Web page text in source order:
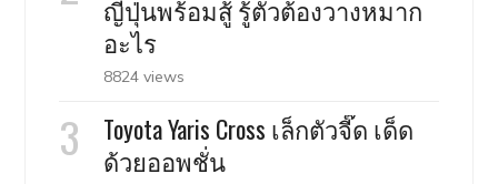
ญี่ปุ่นพร้อมสู้ รู้ตัวต้องวางหมาก
อะไร
8824 views
Toyota Yaris Cross เล็กตัวจี๊ด เด็ด
ด้วยออพชั่น